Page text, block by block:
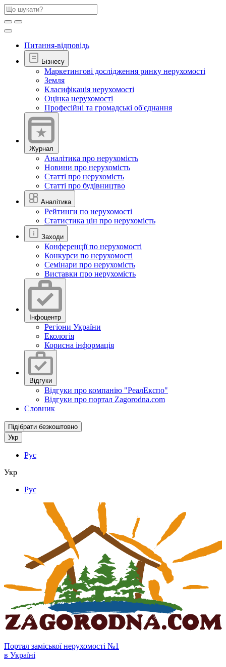
Питання-відповідь
Бізнесу
Маркетингові дослідження ринку нерухомості
Земля
Класифікація нерухомості
Оцінка нерухомості
Професійні та громадські об'єднання
Журнал
Аналітика про нерухомість
Новини про нерухомість
Статті про нерухомість
Статті про будівництво
Аналітика
Рейтинги по нерухомості
Статистика цін про нерухомість
Заходи
Конференції по нерухомості
Конкурси по нерухомості
Семінари про нерухомість
Виставки про нерухомість
Інфоцентр
Регіони України
Екологія
Корисна інформація
Відгуки
Відгуки про компанію "РеалЕкспо"
Відгуки про портал Zagorodna.com
Словник
Підібрати безкоштовно
Укр
Рус
Укр
Рус
Портал заміської нерухомості №1
в Україні